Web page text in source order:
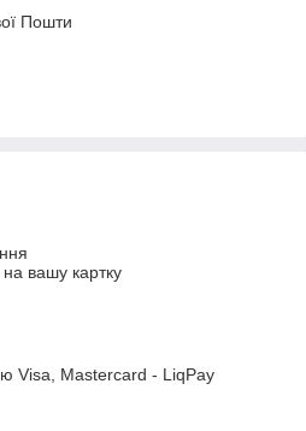
Пошти
вашу картку
Visa, Mastercard - LiqPay